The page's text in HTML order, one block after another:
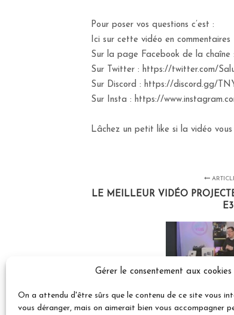
Gérer le consentement aux cookies
On a attendu d'être sûrs que le contenu de ce site vous
vous déranger, mais on aimerait bien vous accompagner
Pour poser vos questions c’est :
Ici sur cette vidéo en commentaires
Sur la page Facebook de la
Sur Twitter : https://twitter.com/
Sur Discord : https://discord.gg/
Sur Insta : https://
Lâchez un petit like si la vidéo
LE MEILLEUR VIDÉO